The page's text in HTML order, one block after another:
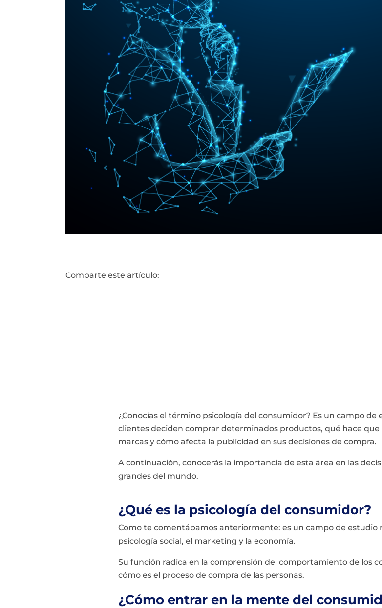
Comparte este artículo:
¿Conocías el término psicología del consumidor? Es un campo
clientes deciden comprar determinados productos, qué hace
marcas y cómo afecta la publicidad en sus decisiones de compra.
A continuación, conocerás la importancia de esta área en las
grandes del mundo.
¿Qué es la psicología del consumidor?
Como te comentábamos anteriormente: es un campo de estudio
psicología social, el marketing y la economía.
Su función radica en la comprensión del comportamiento de los
cómo es el proceso de compra de las personas.
¿Cómo entrar en la mente del